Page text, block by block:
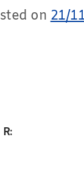
on 21/
R: